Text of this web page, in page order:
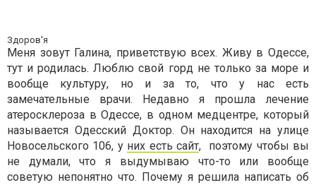
Здоров'я
Меня зовут Галина, приветствую всех. Живу в Одессе,
тут и родилась. Люблю свой горд не только за море и
вообще культуру, но и за то, что у нас есть
замечательные врачи. Недавно я прошла лечение
атеросклероза в Одессе, в одном медцентре, который
называется Одесский Доктор. Он находится на улице
Новосельского 106, у них есть сайт, поэтому чтобы вы
не думали, что я выдумываю что-то или вообще
советую непонятно что. Почему я решила написать об